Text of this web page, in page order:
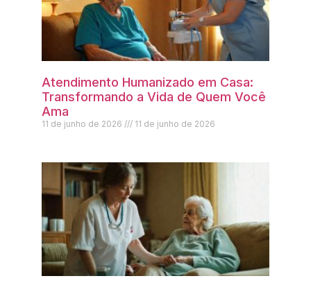
Atendimento Humanizado em Casa:
Transformando a Vida de Quem Você
Ama
11 de junho de 2026 11 de junho de 2026